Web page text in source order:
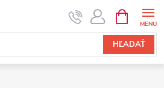
HĽADAŤ
KOŠÍK